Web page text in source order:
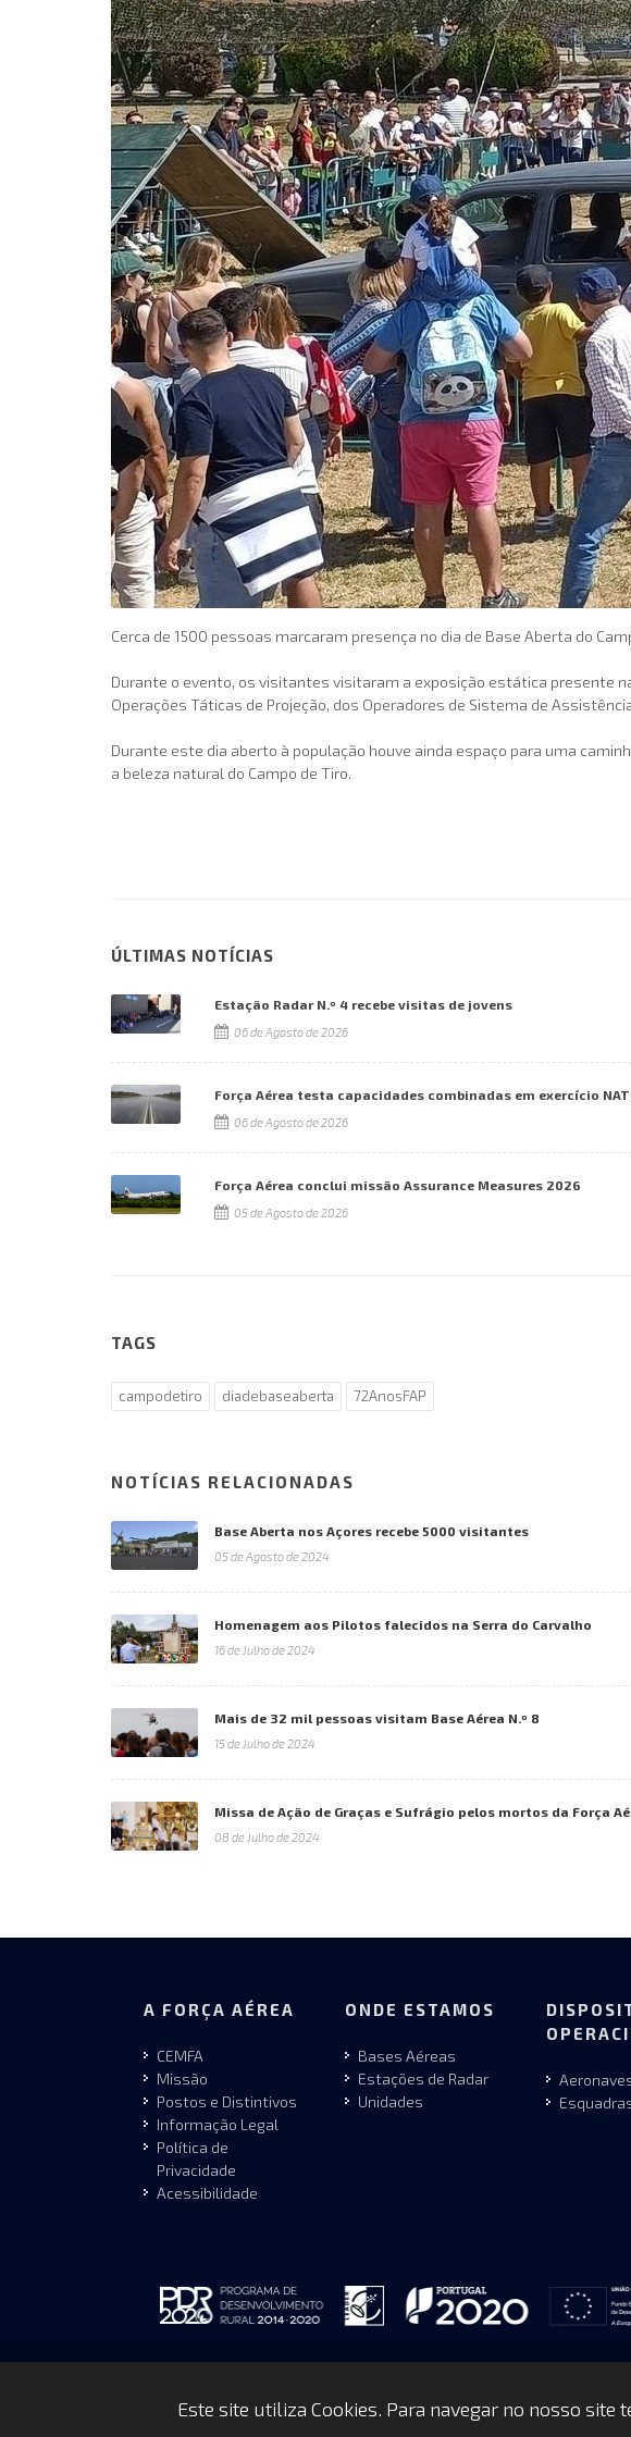
Cerca de 1500 pessoas marcaram presença no dia de Base Aberta do
Durante o evento, os visitantes visitaram a exposição estática presente
Operações Táticas de Projeção, dos Operadores de Sistema de
Durante este dia aberto à população houve ainda espaço para uma
a beleza natural do Campo de Tiro.
ÚLTIMAS NOTÍCIAS
Estação Radar N.º 4 recebe visitas de jovens
06 de Agosto de 2026
Força Aérea testa capacidades combinadas em exercício
06 de Agosto de 2026
Força Aérea conclui missão Assurance Measures 2026
05 de Agosto de 2026
TAGS
campodetiro diadebaseaberta 72AnosFAP
NOTÍCIAS RELACIONADAS
Base Aberta nos Açores recebe 5000 visitantes
05 de Agosto de 2024
Homenagem aos Pilotos falecidos na Serra do Carvalho
16 de Julho de 2024
Mais de 32 mil pessoas visitam Base Aérea N.º 8
15 de Julho de 2024
Missa de Ação de Graças e Sufrágio pelos mortos da Força
08 de Julho de 2024
A FORÇA AÉREA
CEMFA
Missão
Postos e Distintivos
Informação Legal
Política de
Privacidade
Acessibilidade
ONDE ESTAMOS
Bases Aéreas
Estações de Radar
Unidades
Copyrights © 2026 by FAP - DCSI - WEBTEAM
Este site utiliza Cookies. Para navegar no nosso